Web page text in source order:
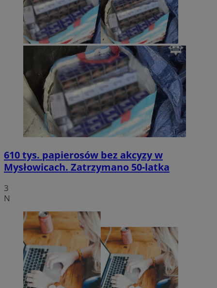
610 tys. papierosów bez akcyzy w
Mysłowicach. Zatrzymano 50-latka
3
N